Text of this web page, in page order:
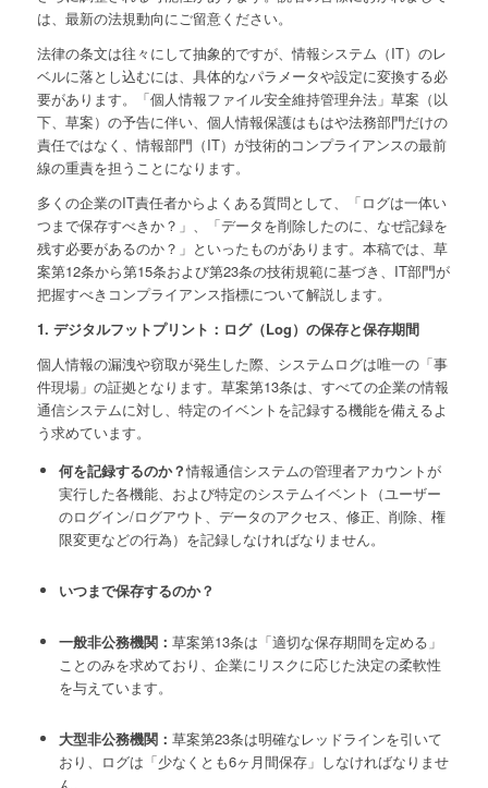
は、最新の法規動向にご留意ください。
法律の条文は往々にして抽象的ですが、情報システム（IT）のレ
ベルに落とし込むには、具体的なパラメータや設定に変換する必
要があります。「個人情報ファイル安全維持管理弁法」草案（以
下、草案）の予告に伴い、個人情報保護はもはや法務部門だけの
責任ではなく、情報部門（IT）が技術的コンプライアンスの最前
線の重責を担うことになります。
多くの企業のIT責任者からよくある質問として、「ログは一体い
つまで保存すべきか？」、「データを削除したのに、なぜ記録を
残す必要があるのか？」といったものがあります。本稿では、草
案第12条から第15条および第23条の技術規範に基づき、IT部門が
把握すべきコンプライアンス指標について解説します。
1. デジタルフットプリント：ログ（Log）の保存と保存期間
個人情報の漏洩や窃取が発生した際、システムログは唯一の「事
件現場」の証拠となります。草案第13条は、すべての企業の情報
通信システムに対し、特定のイベントを記録する機能を備えるよ
う求めています。
何を記録するのか？情報通信システムの管理者アカウントが
実行した各機能、および特定のシステムイベント（ユーザー
のログイン/ログアウト、データのアクセス、修正、削除、権
限変更などの行為）を記録しなければなりません。
いつまで保存するのか？
一般非公務機関： 草案第13条は「適切な保存期間を定める」
ことのみを求めており、企業にリスクに応じた決定の柔軟性
を与えています。
大型非公務機関： 草案第23条は明確なレッドラインを引いて
おり、ログは「少なくとも6ヶ月間保存」しなければなりませ